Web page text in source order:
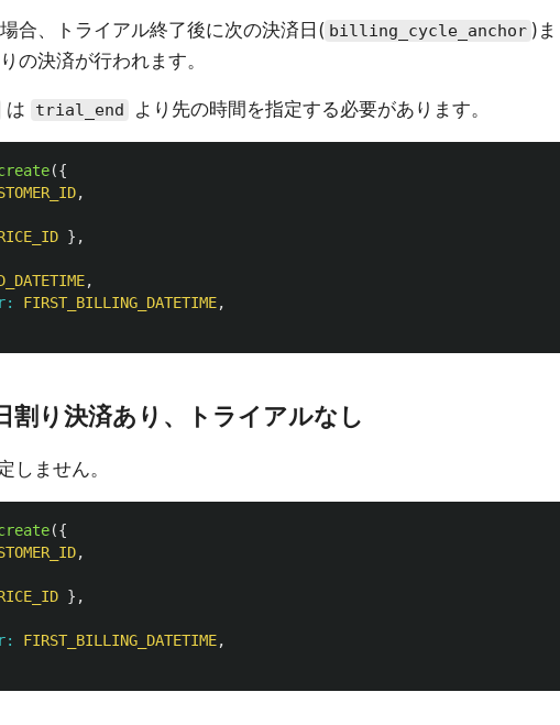
合、トライアル終了後に次の決済日( billing_cycle_anchor )ま
の決済が行われます。
は trial_end より先の時間を指定する必要があります。
({
,
},
,
FIRST_BILLING_DATETIME,
割り決済あり、トライアルなし
しません。
({
,
},
FIRST_BILLING_DATETIME,